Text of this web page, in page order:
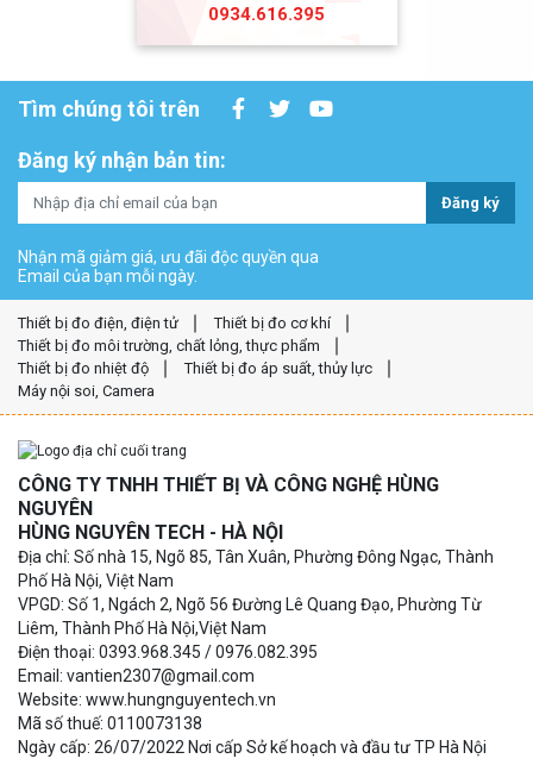
0934.616.395
Tìm chúng tôi trên
Đăng ký nhận bản tin:
Đăng ký
Nhận mã giảm giá, ưu đãi độc quyền qua
Email của bạn mỗi ngày.
Thiết bị đo điện, điện tử
Thiết bị đo cơ khí
Thiết bị đo môi trường, chất lỏng, thực phẩm
Thiết bị đo nhiệt độ
Thiết bị đo áp suất, thủy lực
Máy nội soi, Camera
CÔNG TY TNHH THIẾT BỊ VÀ CÔNG NGHỆ HÙNG
NGUYÊN
HÙNG NGUYÊN TECH - HÀ NỘI
Địa chỉ: Số nhà 15, Ngõ 85, Tân Xuân, Phường Đông Ngạc, Thành
Phố Hà Nội, Việt Nam
VPGD: Số 1, Ngách 2, Ngõ 56 Đường Lê Quang Đạo, Phường Từ
Liêm, Thành Phố Hà Nội,Việt Nam
Điện thoại: 0393.968.345 / 0976.082.395
Email: vantien2307@gmail.com
Website: www.hungnguyentech.vn
Mã số thuế: 0110073138
Ngày cấp: 26/07/2022 Nơi cấp Sở kế hoạch và đầu tư TP Hà Nội